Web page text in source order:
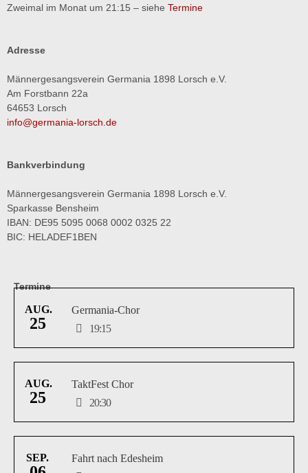
Zweimal im Monat um 21:15 – siehe Termine
Adresse
Männergesangsverein Germania 1898 Lorsch e.V.
Am Forstbann 22a
64653 Lorsch
info@germania-lorsch.de
Bankverbindung
Männergesangsverein Germania 1898 Lorsch e.V.
Sparkasse Bensheim
IBAN: DE95 5095 0068 0002 0325 22
BIC: HELADEF1BEN
Termine
AUG.
25
Germania-Chor
19:15
AUG.
25
TaktFest Chor
20:30
SEP.
Fahrt nach Edesheim